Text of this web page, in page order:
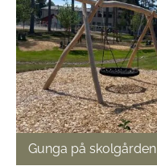
Gunga på skolgården